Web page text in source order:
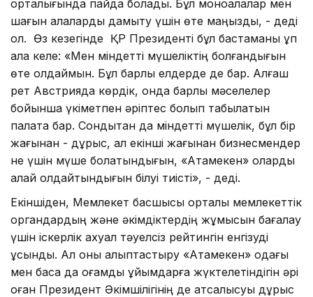
орталығында пайда болады. Бұл моноқалалар мен
шағын қалаларды дамыту үшін өте маңызды, - деді
ол. Өз кезегінде ҚР Президенті бұл бастаманы құп
ала келе: «Мен міндетті мүшеліктің болғандығын
өте қолдаймын. Бұл барлық елдерде де бар. Алғаш
рет Австрияда көрдік, онда барлық мәселелер
бойынша үкіметпен әріптес болып табылатын
палата бар. Сондықтан да міндетті мүшелік, бұл бір
жағынан - дұрыс, ал екінші жағынан бизнесмендер
не үшін мүше болатындығын, «Атамекен» оларды
қалай қолдайтындығын білуі тиісті», - деді.
Екіншіден, Мемлекет басшысы орталық мемлекеттік
органдардың және әкімдіктердің жұмысын бағалау
үшін іскерлік ахуал тәуелсіз рейтингін енгізуді
ұсынды. Ал оны қалыптастыру «Атамекен» одағы
мен басқа да қоғамдық ұйымдарға жүктелетіндігін әрі
оған Президент Әкімшілігінің де атсалысуы дұрыс